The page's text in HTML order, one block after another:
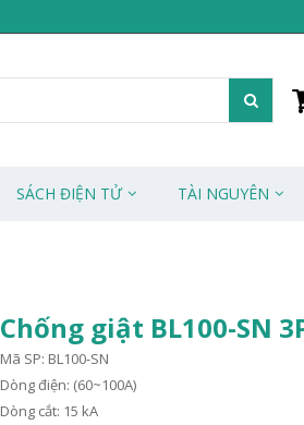
SÁCH ĐIỆN TỬ TÀI NGUYÊN
Chống giật BL100-SN
Mã SP: BL100-SN
Dòng điện: (60~100A)
Dòng cắt: 15 kA